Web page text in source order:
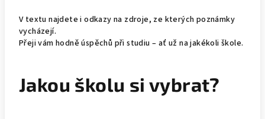
V textu najdete i odkazy na zdroje, ze kterých poznámky
vycházejí.
Přeji vám hodně úspěchů při studiu – ať už na jakékoli škole.
Jakou školu si vybrat?